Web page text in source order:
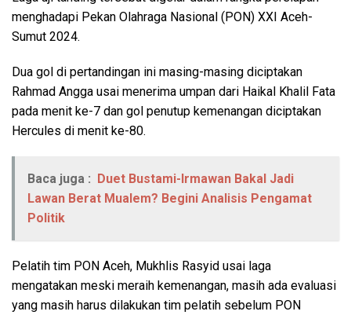
menghadapi Pekan Olahraga Nasional (PON) XXI Aceh-
Sumut 2024.
Dua gol di pertandingan ini masing-masing diciptakan
Rahmad Angga usai menerima umpan dari Haikal Khalil Fata
pada menit ke-7 dan gol penutup kemenangan diciptakan
Hercules di menit ke-80.
Baca juga :
Duet Bustami-Irmawan Bakal Jadi
Lawan Berat Mualem? Begini Analisis Pengamat
Politik
Pelatih tim PON Aceh, Mukhlis Rasyid usai laga
mengatakan meski meraih kemenangan, masih ada evaluasi
yang masih harus dilakukan tim pelatih sebelum PON